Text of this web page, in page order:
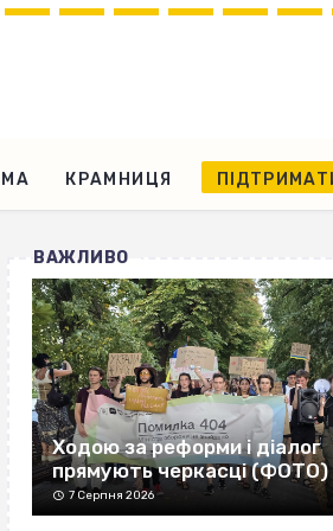
КРАМНИЦЯ
ВАЖЛИВО
Ходою за реформи і діалог
прямують черкасці (ФОТО)
7 Серпня 2026